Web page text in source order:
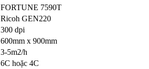
FORTUNE 7590T
Ricoh GEN220
300 dpi
600mm x 900mm
3-5m2/h
6C hoặc 4C